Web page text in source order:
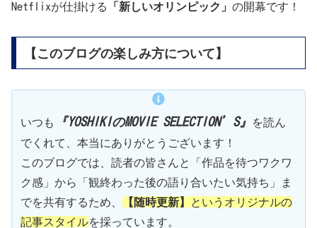
Netflixが仕掛ける
「新しいオリンピック」 の開幕です！
【このブログの楽しみ方について】
いつも 『YOSHIKIのMOVIE SELECTION’S』
を読ん
でくれて、本当にありがとうございます！
このブログでは、読者の皆さんと「作品を待つワクワ
ク感」から「観終わった後の語り合いたい気持ち」ま
でを共有するため、
【随時更新】
というオリジナルの
記事スタイルを採っています。